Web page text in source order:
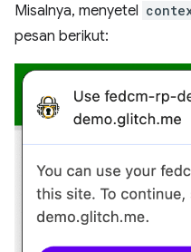
Misalnya, menyetel
pesan berikut: